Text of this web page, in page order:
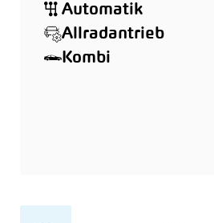
Automatik
Allradantrieb
Kombi